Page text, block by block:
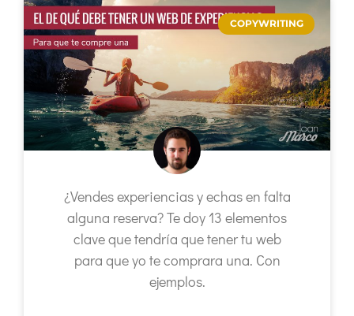
COPYWRITING
¿Vendes experiencias y echas en falta
alguna reserva? Te doy 13 elementos
clave que tendría que tener tu web
para que yo te comprara una. Con
ejemplos.